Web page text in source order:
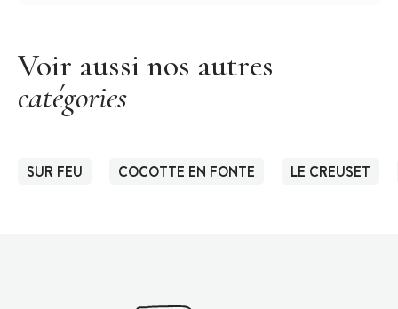
Voir aussi nos autres
catégories
SUR FEU COCOTTE EN FONTE LE CREUSET